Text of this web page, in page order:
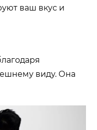
ваш вкус и
виду. Она